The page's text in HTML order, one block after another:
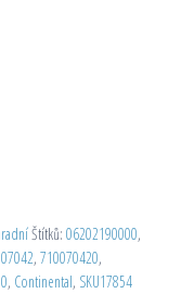
Štítků: 06202190000,
, 710070420,
, Continental, SKU17854